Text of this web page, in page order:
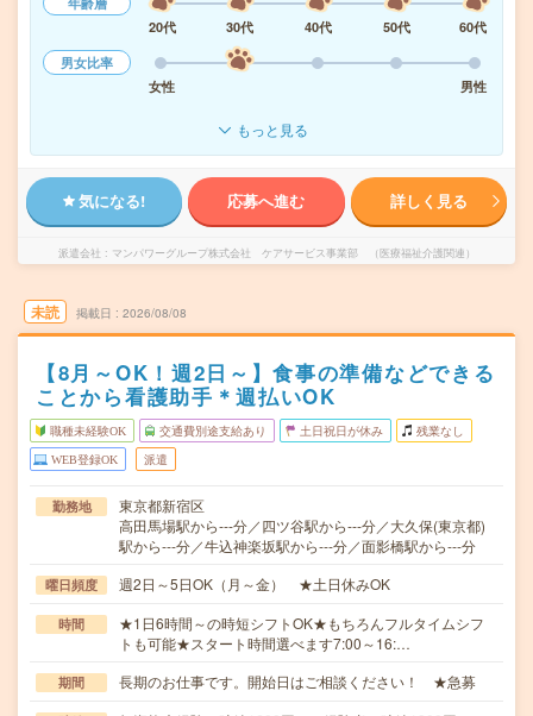
20代
30代 40代 50代
60代
男女比率
女性
男性
もっと見る
気になる! 応募へ進む 詳しく見る
派遣会社 マンパワーグループ株式会社 ケアサービス事業部 （医療福祉介護関連）
未読 掲載日 2026/08/08
【8月～OK！週2日～】食事の準備などできる
ことから看護助手＊週払いOK
職種未経験OK 交通費別途支給あり 土日祝日が休み 残業なし
WEB登録OK 派遣
勤務地
東京都新宿区
高田馬場駅から---分／四ツ谷駅から---分／大久保(東京都)
駅から---分／牛込神楽坂駅から---分／面影橋駅から---分
曜日頻度 週2日～5日OK（月～金） ★土日休みOK
時間
★1日6時間～の時短シフトOK★もちろんフルタイムシフ
トも可能★スタート時間選べます7:00～16:…
期間 長期のお仕事です。開始日はご相談ください！ ★急募